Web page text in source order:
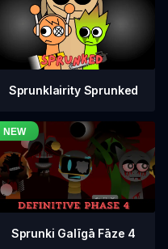
Sprunklairity Sprunked
Sprunki Galīgā Fāze 4